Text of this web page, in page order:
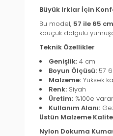
Büyük Irklar İçin
Bu model, 57 ile 65
kauçuk dolgulu
Teknik Özellikler
Genişlik: 4 cm
Boyun Ölçüsü: 57
Malzeme: Yüksek
Renk: Siyah
Üretim: %100e
Kullanım Alanı:
Üstün Malzeme
Nylon Dokuma